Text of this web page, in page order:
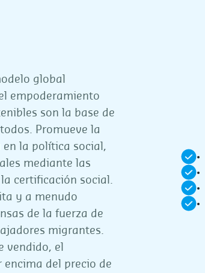
global
empoderamiento
son la base de
Promueve la
en la política social,
mediante las
certificación social.
y a menudo
de la fuerza de
migrantes.
vendido, el
del precio de